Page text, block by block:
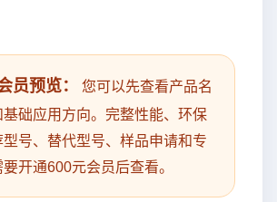
员预览：
您可以先查看产品名
础应用方向。完整性能、环保
号、替代型号、样品申请和专
开通600元会员后查看。